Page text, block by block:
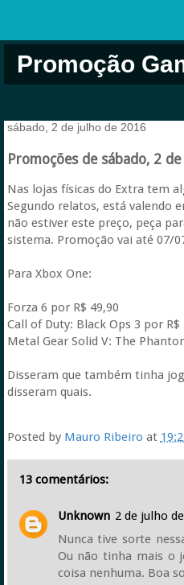
Promoção
sábado, 2 de julho de 2016
Promoções de sábado, 2
Nas lojas físicas do Extra tem
Segundo relatos, está valendo
não estiver este preço, peça
sistema. Promoção vai até 07/
Para Xbox One:
Forza 6 por R$ 49,90
Call of Duty: Black Ops 3 por R$
Metal Gear Solid V: The
Disseram que também tinha
disseram quais.
Posted by Mauro Ribeiro at
13 comentários:
Unknown 2 de julho
Nunca tive sorte
Ou não tinha mais o
coisa nenhuma. Boa